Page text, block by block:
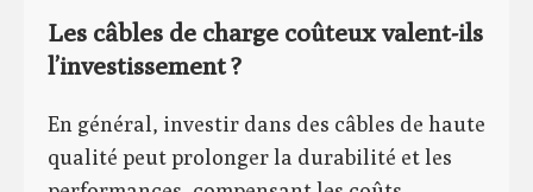
Les câbles de charge coûteux valent-ils
l’investissement ?
En général, investir dans des câbles de haute
qualité peut prolonger la durabilité et les